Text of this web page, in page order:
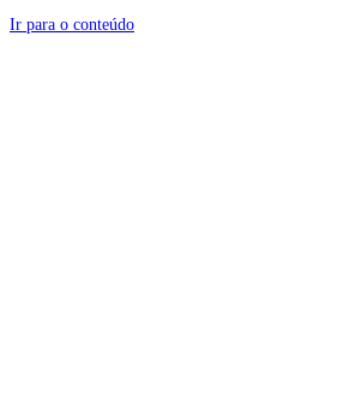
Ir para o conteúdo